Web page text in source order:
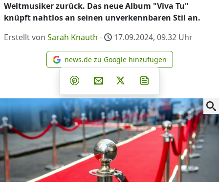
Weltmusiker zurück. Das neue Album "Viva Tu"
knüpft nahtlos an seinen unverkennbaren Stil an.
Erstellt von Sarah Knauth - 17.09.2024, 09.32 Uhr
news.de zu Google
news.de zu Google hinzufügen
Teilen auf Facebook
Teilen auf Whatsapp
Teilen auf Telegram
Teilen auf Pinterest
Per E-Mail teilen
Post auf X